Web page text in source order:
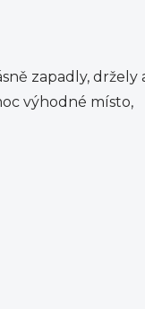
zapadly, držely
výhodné místo,